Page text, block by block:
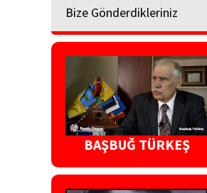
Bize Gönderdikleriniz
BAŞBUĞ TÜRKEŞ